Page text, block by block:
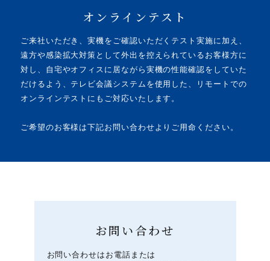
オンラインテスト
ご来社いただき、実機をご確認いただくテスト実施に加え、
遠方や感染拡大対策として外出を控えられているお客様方に
対し、自宅やオフィスに居ながら実機の性能確認をしていた
だけるよう、テレビ会議システムを使用した、リモートでの
オンラインテストにもご対応いたします。
ご希望のお客様は下記お問い合わせよりご用命ください。
お問い合わせ
お問い合わせはお電話または